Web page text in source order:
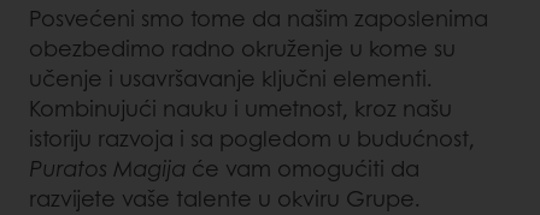
Posvećeni smo tome da našim zaposlenima
obezbedimo radno okruženje u kome su
učenje i usavršavanje ključni elementi.
Kombinujući nauku i umetnost, kroz našu
istoriju razvoja i sa pogledom u budućnost,
Puratos Magija će vam omogućiti da
razvijete vaše talente u okviru Grupe.